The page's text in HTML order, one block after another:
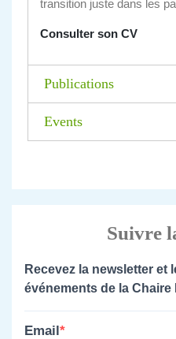
transition juste dans les
Consulter son CV
Publications
Events
Suivre
Recevez la newsletter et
événements de la
Email